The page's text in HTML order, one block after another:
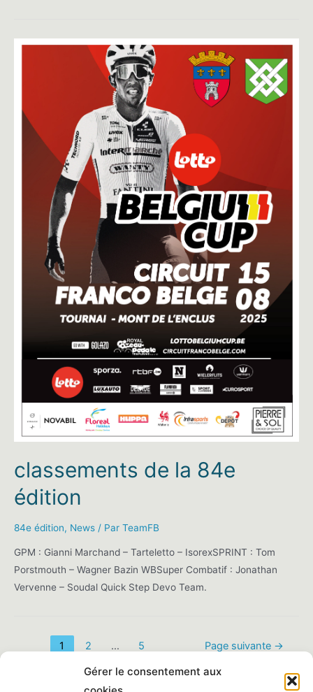
Gérer le consentement aux
classements de la 84e
édition
84e édition, News / Par TeamFB
GPM : Gianni Marchand – Tarteletto – IsorexSPRINT : Tom
Porstmouth – Wagner Bazin WBSuper Combatif : Jonathan
Vervenne – Soudal Quick Step Devo Team.
Pagination1 2 … 5 Page suivante →